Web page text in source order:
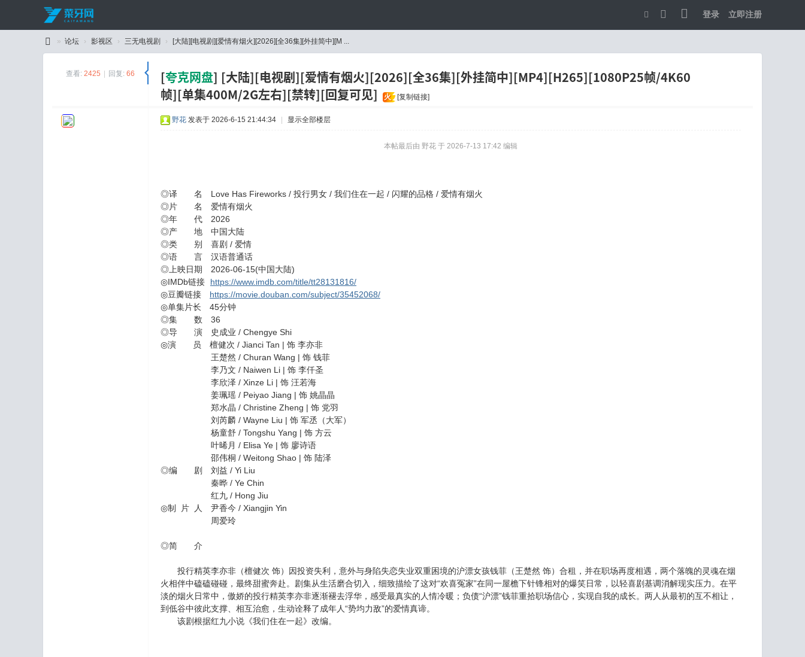
登录 立即注册
换
到
» 论坛 › 影视区 › 三无电视剧 › [大陆][电视剧][爱情有烟火][2026][全36集][外挂简中][M ...
查看: 2425 回复: 66 [夸克网盘] [大陆][电视剧][爱情有烟火][2026][全36集][外挂简中][MP4][H265][1080P25帧/4K60
帧][单集400M/2G左右][禁转][回复可见]
火 [复制链接]
野花 发表于 2026-6-15 21:44:34 显示全部楼层
本帖最后由 野花 于 2026-7-13 17:42 编辑
◎译 名 Love Has Fireworks / 投行男女 / 我们住在一起 / 闪耀的品格 / 爱情有烟火
◎片 名 爱情有烟火
◎年 代 2026
◎产 地 中国大陆
◎类 别 喜剧 / 爱情
◎语 言 汉语普通话
◎上映日期 2026-06-15(中国大陆)
◎IMDb链接 https://www.imdb.com/title/tt28131816/
◎豆瓣链接 https://movie.douban.com/subject/35452068/
◎单集片长 45分钟
◎集 数 36
◎导 演 史成业 / Chengye Shi
◎演 员 檀健次 / Jianci Tan | 饰 李亦非
王楚然 / Churan Wang | 饰 钱菲
李乃文 / Naiwen Li | 饰 李仟圣
李欣泽 / Xinze Li | 饰 汪若海
姜珮瑶 / Peiyao Jiang | 饰 姚晶晶
郑水晶 / Christine Zheng | 饰 党羽
刘芮麟 / Wayne Liu | 饰 军丞（大军）
杨童舒 / Tongshu Yang | 饰 方云
叶晞月 / Elisa Ye | 饰 廖诗语
邵伟桐 / Weitong Shao | 饰 陆泽
◎编 剧 刘益 / Yi Liu
秦晔 / Ye Chin
红九 / Hong Jiu
◎制 片 人 尹香今 / Xiangjin Yin
周爱玲
◎简 介
投行精英李亦非（檀健次 饰）因投资失利，意外与身陷失恋失业双重困境的沪漂女孩钱菲（王楚然 饰）合租，并在职场再度相遇，两个落魄的灵魂在烟
火相伴中磕磕碰碰，最终甜蜜奔赴。剧集从生活磨合切入，细致描绘了这对“欢喜冤家”在同一屋檐下针锋相对的爆笑日常，以轻喜剧基调消解现实压力。在平
淡的烟火日常中，傲娇的投行精英李亦非逐渐褪去浮华，感受最真实的人情冷暖；负债“沪漂”钱菲重拾职场信心，实现自我的成长。两人从最初的互不相让，
到低谷中彼此支撑、相互治愈，生动诠释了成年人“势均力敌”的爱情真谛。
该剧根据红九小说《我们住在一起》改编。